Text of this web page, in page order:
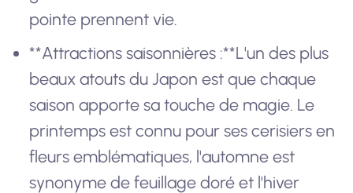
pointe prennent vie.
**Attractions saisonnières :**L'un des plus
beaux atouts du Japon est que chaque
saison apporte sa touche de magie. Le
printemps est connu pour ses cerisiers en
fleurs emblématiques, l'automne est
synonyme de feuillage doré et l'hiver